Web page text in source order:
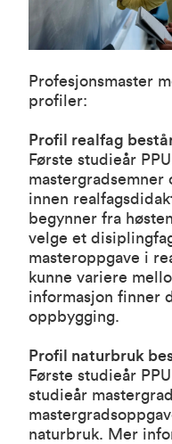
Profesjonsmaster
profiler:
Profil realfag
Første studieår
mastergradsemner
innen
begynner fra
velge et
masteroppgave i
kunne variere
informasjon finner
oppbygging.
Profil naturbruk
Første studieår
studieår
naturbruk. Mer